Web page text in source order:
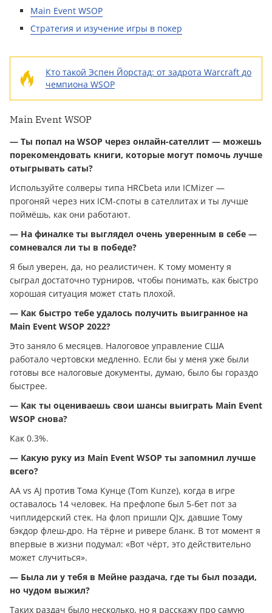
Main Event WSOP
Стратегия и изучение игры в покер
Кто такой Эспен Йорстад: от задрота Warcraft до
чемпиона WSOP
Main Event WSOP
— Ты попал на WSOP через онлайн-сателлит — можешь
порекомендовать книги, которые могут помочь лучше
отыгрывать саты?
Используйте солверы типа HRCbeta или ICMizer —
прогоняй через них ICM-споты в сателлитах и ты лучше
поймёшь, как они работают.
— На финалке ты выглядел очень уверенным в себе —
сомневался ли ты в победе?
Я был уверен, да, но реалистичен. К тому моменту я
сыграл достаточно турниров, чтобы понимать, как быстро
хорошая ситуация может стать плохой.
— Как быстро тебе удалось получить выигранное на
Main Event WSOP 2022?
Это заняло 6 месяцев. Налоговое управление США
работало чертовски медленно. Если бы у меня уже были
готовы все налоговые документы, думаю, было бы гораздо
быстрее.
— Как ты оцениваешь свои шансы выиграть Main Event
WSOP снова?
Как 0.3%.
— Какую руку из Main Event WSOP ты запомнил лучше
всего?
АА vs AJ против Тома Кунце (Tom Kunze), когда в игре
оставалось 14 человек. На префлопе был 5-бет пот за
чиплидерский стек. На флоп пришли QJx, давшие Тому
бэкдор флеш-дро. На тёрне и ривере бланк. В тот момент я
впервые в жизни подумал: «Вот чёрт, это действительно
может случиться».
— Была ли у тебя в Мейне раздача, где ты был позади,
но чудом выжил?
Таких раздач было несколько, но я расскажу про самую